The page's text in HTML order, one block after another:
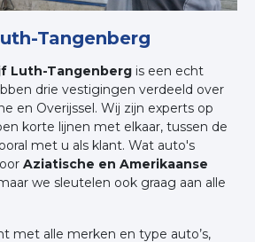
Tangenberg
Luth-Tangenberg is een echt
drie vestigingen verdeeld over
en Overijssel. Wij zijn experts op
korte lijnen met elkaar, tussen de
met u als klant. Wat auto's
Aziatische en Amerikaanse
we sleutelen ook graag aan alle
met alle merken en type auto’s,